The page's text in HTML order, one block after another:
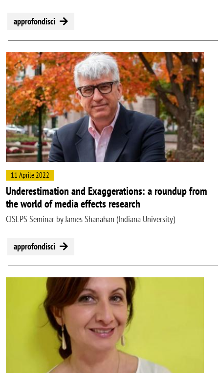
approfondisci
Image
11 Aprile 2022
Underestimation and Exaggerations: a roundup from
the world of media effects research
CISEPS Seminar by James Shanahan (Indiana University)
approfondisci